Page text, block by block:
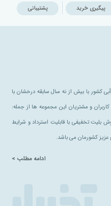
پیگیری خرید پشتیبانی
کشور با بیش از نه سال سابقه درخشان با
و مشتریان این مجموعه ها از جمله:
بلیت تخفیفی با قابلیت استرداد و شرایط
کشورمان می باشد.
ادامه مطلب >